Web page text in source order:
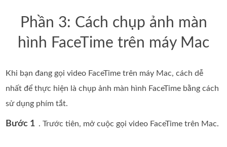
Phần 3: Cách chụp ảnh màn
hình FaceTime trên máy Mac
Khi bạn đang gọi video FaceTime trên máy Mac, cách dễ
nhất để thực hiện là chụp ảnh màn hình FaceTime bằng cách
sử dụng phím tắt.
Bước 1 . Trước tiên, mở cuộc gọi video FaceTime trên Mac.